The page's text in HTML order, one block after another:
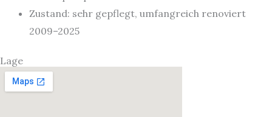
Zustand: sehr gepflegt, umfangreich renoviert
2009–2025
Lage